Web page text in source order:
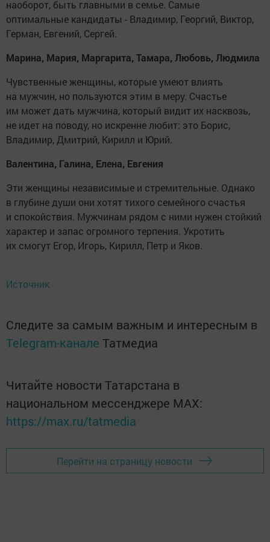
наоборот, быть главными в семье. Самые
оптимальные кандидаты - Владимир, Георгий, Виктор,
Герман, Евгений, Сергей.
Марина, Мария, Маргарита, Тамара, Любовь, Людмила
Чувственные женщины, которые умеют влиять
на мужчин, но пользуются этим в меру. Счастье
им может дать мужчина, который видит их насквозь,
не идет на поводу, но искренне любит: это Борис,
Владимир, Дмитрий, Кирилл и Юрий.
Валентина, Галина, Елена, Евгения
Эти женщины независимые и стремительные. Однако
в глубине души они хотят тихого семейного счастья
и спокойствия. Мужчинам рядом с ними нужен стойкий
характер и запас огромного терпения. Укротить
их смогут Егор, Игорь, Кирилл, Петр и Яков.
Источник
Следите за самым важным и интересным в
Telegram-канале Татмедиа
Читайте новости Татарстана в
национальном мессенджере MАХ:
https://max.ru/tatmedia
Перейти на страницу новости